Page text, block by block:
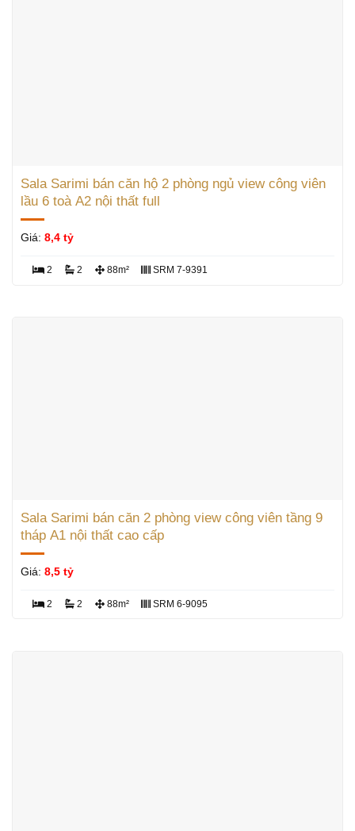
Sala Sarimi bán căn hộ 2 phòng ngủ view công viên
lầu 6 toà A2 nội thất full
Giá: 8,4 tỷ
2 2 88m² SRM 7-9391
Sala Sarimi bán căn 2 phòng view công viên tầng 9
tháp A1 nội thất cao cấp
Giá: 8,5 tỷ
2 2 88m² SRM 6-9095